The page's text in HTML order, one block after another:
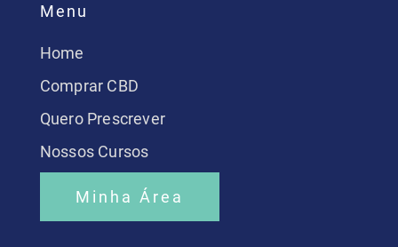
Menu
Home
Comprar CBD
Quero Prescrever
Nossos Cursos
Minha Área